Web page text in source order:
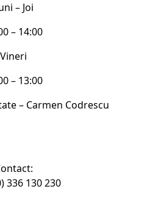
– Joi
– 14:00
Vineri
– 13:00
– Carmen Codrescu
336 130 230